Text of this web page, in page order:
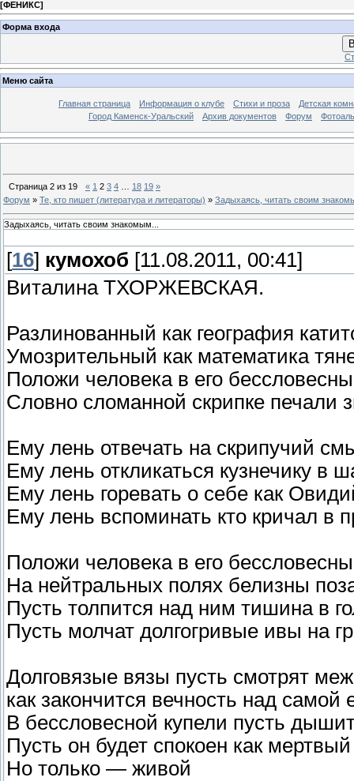
[ФЕНИКС]
Форма входа
Меню сайта
Главная страница Информация о клубе Стихи и проза
Детская
Город Каменск-Уральский
Архив документов Форум
Страница 2 из 19 « 1 2 3 4 18 19 »
Форум » Те, кто пишет (литература и литераторы) » Задыхаясь, читать своим
Задыхаясь, читать своим знакомым...
[16] кумохоб [11.08.2011, 00:41]
Виталина ТХОРЖЕВСКАЯ.
Разлинованный как география
Умозрительный как математика
Положи человека в его
Словно сломанной скрипке печали
Ему лень отвечать на скрипучий
Ему лень откликаться кузнечику в
Ему лень горевать о себе как
Ему лень вспоминать кто кричал в
Положи человека в его
На нейтральных полях белизны
Пусть толпится над ним тишина в
Пусть молчат долгогривые ивы на
Долговязые вязы пусть смотрят
как закончится вечность над самой
В бессловесной купели пусть
Пусть он будет спокоен как мертвый
Но только — живой